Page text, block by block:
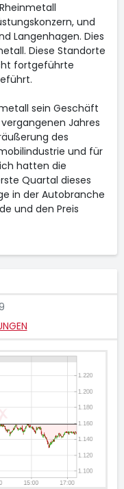
und
Langenhagen. Dies
Diese Standorte
fortgeführte
sein Geschäft
Jahres
des
und für
hatten die
Quartal dieses
in der Autobranche
und den Preis